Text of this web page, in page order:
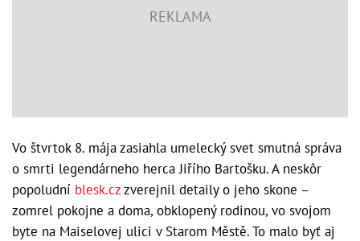
Vo štvrtok 8. mája zasiahla umelecký svet smutná správa
o smrti legendárneho herca Jiřího Bartošku. A neskôr
popoludní blesk.czzverejnil detaily o jeho skone –
zomrel pokojne a doma, obklopený rodinou, vo svojom
byte na Maiselovej ulici v Starom Městě. To malo byť aj